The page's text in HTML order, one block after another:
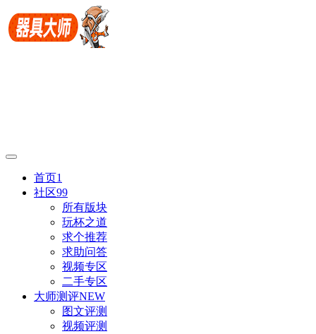
首页1
社区99
所有版块
玩杯之道
求个推荐
求助问答
视频专区
二手专区
大师测评NEW
图文评测
视频评测